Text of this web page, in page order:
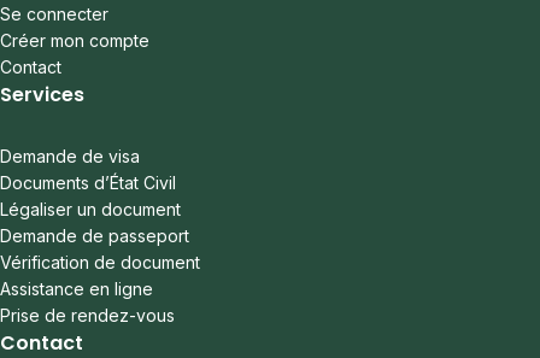
Se connecter
Créer mon compte
Contact
Services
Demande de visa
Documents d’État Civil
Légaliser un document
Demande de passeport
Vérification de document
Assistance en ligne
Prise de rendez-vous
Contact